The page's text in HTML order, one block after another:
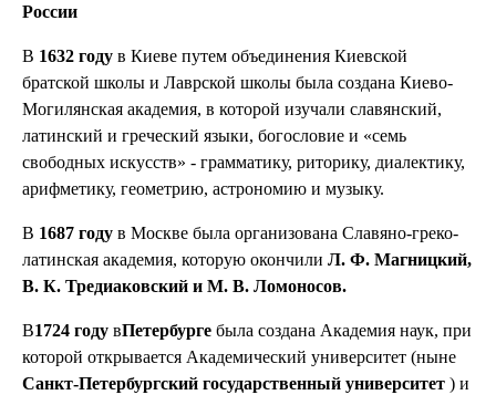
России
В 1632 году в Киеве путем объединения Киевской
братской школы и Лаврской школы была создана Киево-
Могилянская академия, в которой изучали славянский,
латинский и греческий языки, богословие и «семь
свободных искусств» - грамматику, риторику, диалектику,
арифметику, геометрию, астрономию и музыку.
В 1687 году в Москве была организована Славяно-греко-
латинская академия, которую окончили Л. Ф. Магницкий,
В. К. Тредиаковский и М. В. Ломоносов.
В1724 году вПетербурге была создана Академия наук, при
которой открывается Академический университет (ныне
Санкт-Петербургский государственный университет ) и